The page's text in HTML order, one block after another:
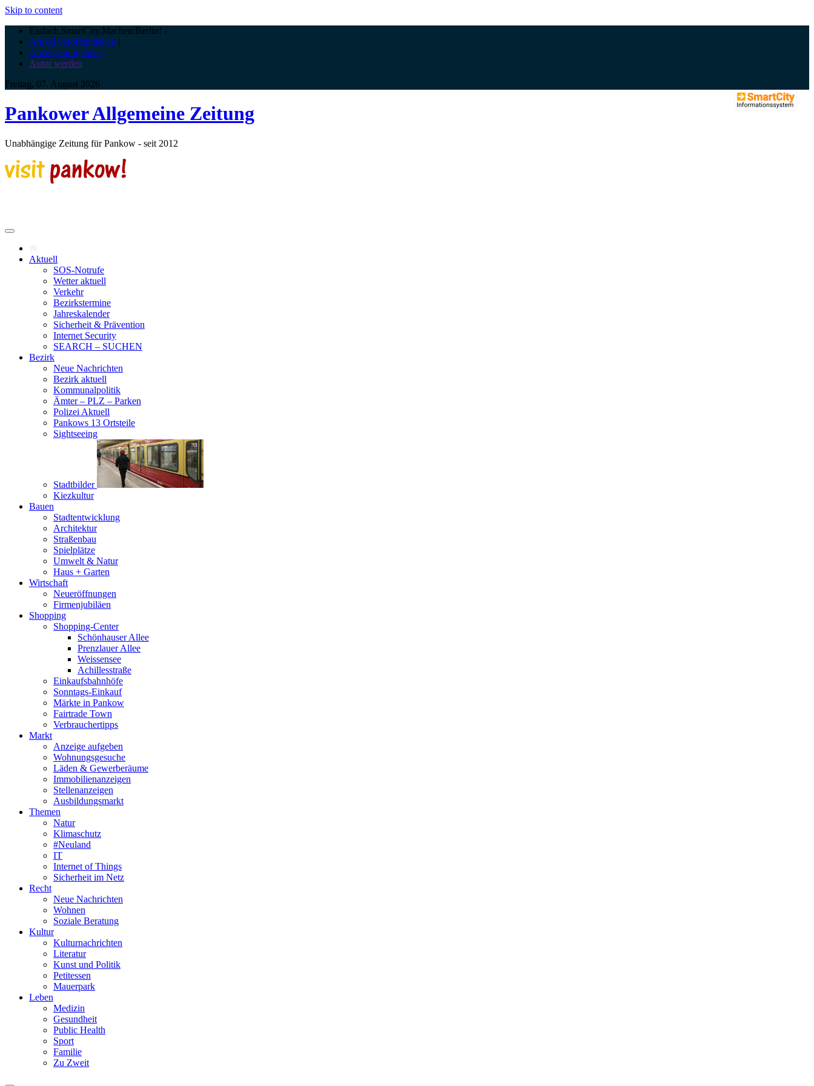
Skip to content
Einfach.SmartCity.Machen:Berlin! -
Artikel veröffentlichen |
Anzeige aufgeben |
Autor werden
Freitag, 07. August 2026
Pankower Allgemeine Zeitung
Unabhängige Zeitung für Pankow - seit 2012
Aktuell
SOS-Notrufe
Wetter aktuell
Verkehr
Bezirkstermine
Jahreskalender
Sicherheit & Prävention
Internet Security
SEARCH – SUCHEN
Bezirk
Neue Nachrichten
Bezirk aktuell
Kommunalpolitik
Ämter – PLZ – Parken
Polizei Aktuell
Pankows 13 Ortsteile
Sightseeing
Stadtbilder
Kiezkultur
Bauen
Stadtentwicklung
Architektur
Straßenbau
Spielplätze
Umwelt & Natur
Haus + Garten
Wirtschaft
Neueröffnungen
Firmenjubiläen
Shopping
Shopping-Center
Schönhauser Allee
Prenzlauer Allee
Weissensee
Achillesstraße
Einkaufsbahnhöfe
Sonntags-Einkauf
Märkte in Pankow
Fairtrade Town
Verbrauchertipps
Markt
Anzeige aufgeben
Wohnungsgesuche
Läden & Gewerberäume
Immobilienanzeigen
Stellenanzeigen
Ausbildungsmarkt
Themen
Natur
Klimaschutz
#Neuland
IT
Internet of Things
Sicherheit im Netz
Recht
Neue Nachrichten
Wohnen
Soziale Beratung
Kultur
Kulturnachrichten
Literatur
Kunst und Politik
Petitessen
Mauerpark
Leben
Medizin
Gesundheit
Public Health
Sport
Familie
Zu Zweit